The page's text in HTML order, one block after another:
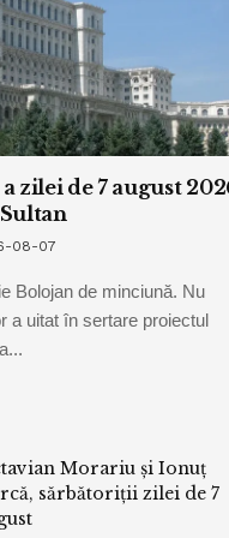
zilei de 7 august
08-07
Bolojan de minciună. Nu
a uitat în sertare proiectul
Morariu și Ionuț
sărbătoriții zilei de 7